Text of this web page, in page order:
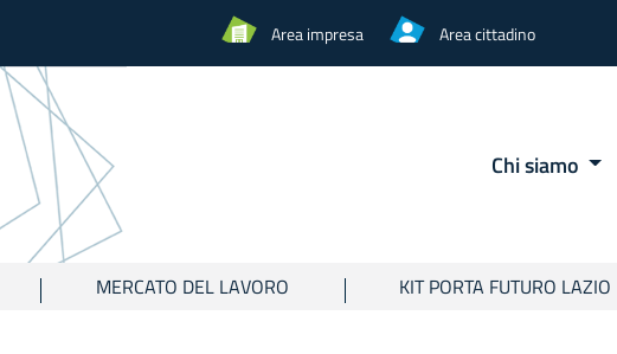
Area impresa Area cittadino
Chi siamo
MERCATO DEL LAVORO KIT PORTA FUTURO LAZIO